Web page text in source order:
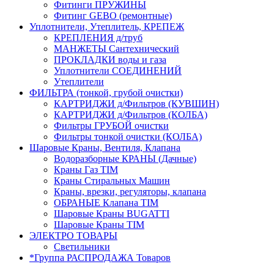
Фитинги ПРУЖИНЫ
Фитинг GEBO (ремонтные)
Уплотнители, Утеплитель, КРЕПЕЖ
КРЕПЛЕНИЯ д/труб
МАНЖЕТЫ Сантехнический
ПРОКЛАДКИ воды и газа
Уплотнители СОЕДИНЕНИЙ
Утеплители
ФИЛЬТРА (тонкой, грубой очистки)
КАРТРИДЖИ д/Фильтров (КУВШИН)
КАРТРИДЖИ д/Фильтров (КОЛБА)
Фильтры ГРУБОЙ очистки
Фильтры тонкой очистки (КОЛБА)
Шаровые Краны, Вентиля, Клапана
Водоразборные КРАНЫ (Дачные)
Краны Газ TIM
Краны Стиральных Машин
Краны, врезки, регуляторы, клапана
ОБРАНЫЕ Клапана TIM
Шаровые Краны BUGATTI
Шаровые Краны TIM
ЭЛЕКТРО ТОВАРЫ
Светильники
*Группа РАСПРОДАЖА Товаров